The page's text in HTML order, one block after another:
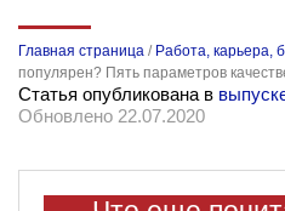
Главная страница / Работа, карьера,
популярен? Пять параметров
Статья опубликована в
Обновлено 22.07.2020